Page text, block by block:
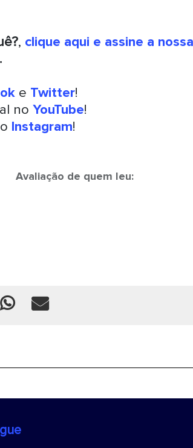
, clique aqui e assine a nossa
.
e Twitter!
no YouTube!
Instagram!
Avaliação de quem leu: